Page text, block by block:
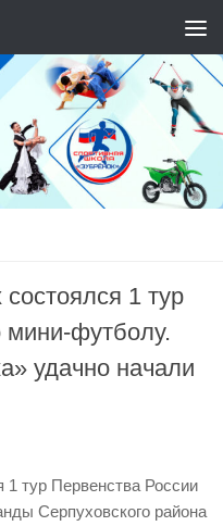
1 тур
мини-футболу.
удачно начали
тур Первенства России
Серпуховского района